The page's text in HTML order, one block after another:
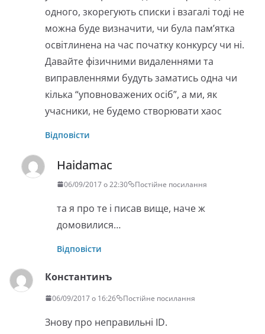
одного, зкорегують списки і взагалі тоді не
можна буде визначити, чи була пам’ятка
освітлинена на час початку конкурсу чи ні.
Давайте фізичними видаленнями та
виправленнями будуть заматись одна чи
кілька “уповноважених осіб”, а ми, як
учасники, не будемо створювати хаос
Відповісти
Haidamac
06/09/2017 о 22:30 Постійне посилання
та я про те і писав вище, наче ж
домовилися…
Відповісти
Константинъ
06/09/2017 о 16:26 Постійне посилання
Знову про неправильні ID.